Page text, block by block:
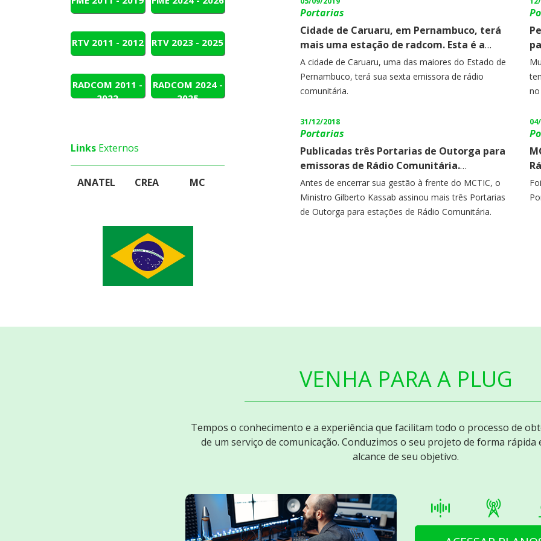
RTV 2011 - 2012 RTV 2023 - 2025
RADCOM 2011 -
2022
RADCOM 2024 -
2025
Links Externos
ANATEL CREA MC
Portarias
Cidade de Caruaru, em Pernambuco, terá
mais uma estação de radcom. Esta é a
sexta autorização concedida no município.
A cidade de Caruaru, uma das maiores do Estado de
Pernambuco, terá sua sexta emissora de rádio
comunitária.
31/12/2018
Portarias
Publicadas três Portarias de Outorga para
emissoras de Rádio Comunitária.
Floresta/PE, Almirante Tamandaré/PR e
Montividiu/GO!
Antes de encerrar sua gestão à frente do MCTIC, o
Ministro Gilberto Kassab assinou mais três Portarias
de Outorga para estações de Rádio Comunitária.
VENHA PARA A PLUG
Tempos o conhecimento e a experiência que facilitam todo o processo de
de um serviço de comunicação. Conduzimos o seu projeto de forma rápida
alcance de seu objetivo.